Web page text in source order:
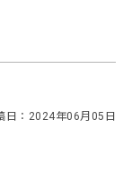
日：2024年06月05日